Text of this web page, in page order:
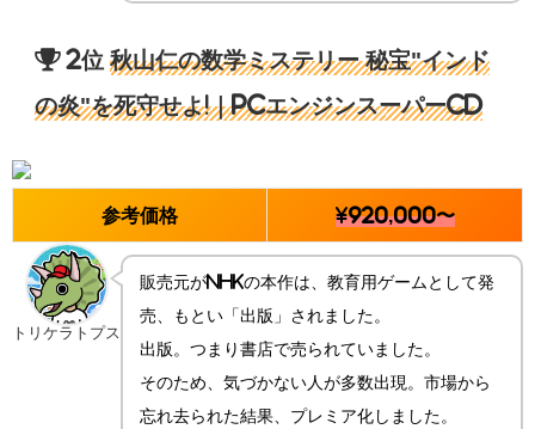
2位秋山仁の数学ミステリー 秘宝"インド
の炎"を死守せよ!｜PCエンジンスーパーCD
参考価格 ¥920,000〜
トリケラトプス
販売元がNHKの本作は、教育用ゲームとして発
売、もとい「出版」されました。
出版。つまり書店で売られていました。
そのため、気づかない人が多数出現。市場から
忘れ去られた結果、プレミア化しました。